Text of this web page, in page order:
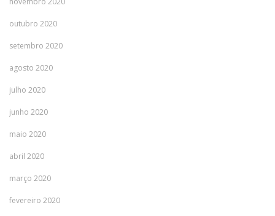
outubro 2020
setembro 2020
agosto 2020
julho 2020
junho 2020
maio 2020
abril 2020
março 2020
fevereiro 2020